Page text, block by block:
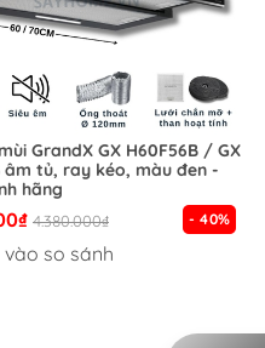
GrandX GX H60F56B / GX
âm tủ, ray kéo, màu đen -
hãng
4.380.000₫ - 40%
so sánh